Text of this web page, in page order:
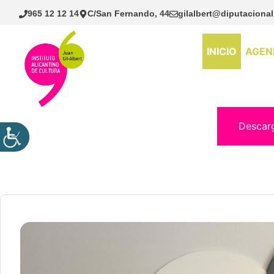
Saltar
965 12 12 14 C/San Fernando, 44
INICIO